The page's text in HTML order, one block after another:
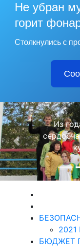
Не убран
горит
Столкнулись с
Из
Назад
2021
БЮДЖЕТ